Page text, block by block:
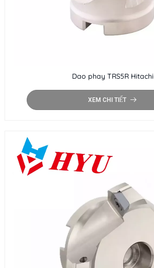
Dao phay TRS5R Hitachi
XEM CHI TIẾT